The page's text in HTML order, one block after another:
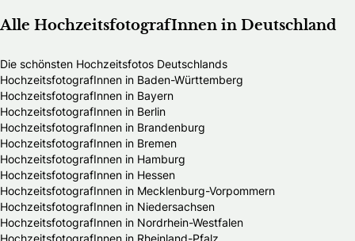
Alle HochzeitsfotografInnen in Deutschland
Die schönsten Hochzeitsfotos Deutschlands
HochzeitsfotografInnen in Baden-Württemberg
HochzeitsfotografInnen in Bayern
HochzeitsfotografInnen in Berlin
HochzeitsfotografInnen in Brandenburg
HochzeitsfotografInnen in Bremen
HochzeitsfotografInnen in Hamburg
HochzeitsfotografInnen in Hessen
HochzeitsfotografInnen in Mecklenburg-Vorpommern
HochzeitsfotografInnen in Niedersachsen
HochzeitsfotografInnen in Nordrhein-Westfalen